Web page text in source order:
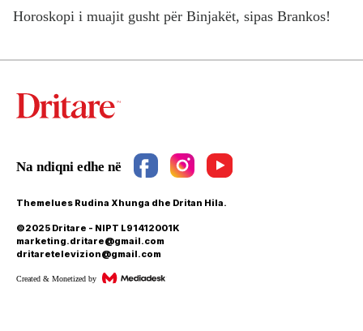
Horoskopi i muajit gusht për Binjakët, sipas Brankos!
Themelues Rudina Xhunga dhe Dritan Hila.
©2025 Dritare - NIPT L91412001K
marketing.dritare@gmail.com
dritaretelevizion@gmail.com
Created & Monetized by